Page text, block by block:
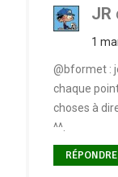
JR
1
@bformet :
chaque
choses à
^^.
RÉPONDRE